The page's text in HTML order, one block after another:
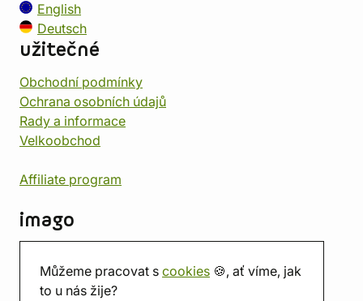
Můžeme pracovat s cookies 🍪, ať víme, jak
to u nás žije?
English
Deutsch
užitečné
Obchodní podmínky
Ochrana osobních údajů
Rady a informace
Velkoobchod
Affiliate program
imago
Prodejna
Herna